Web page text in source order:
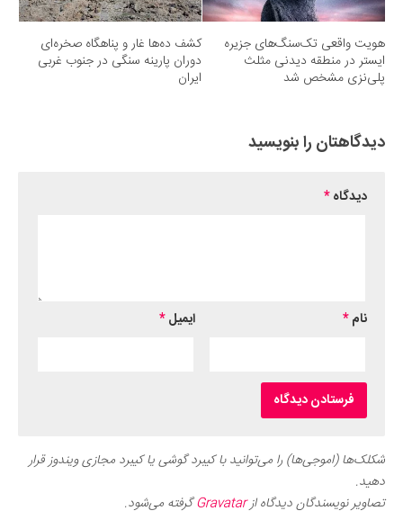
هویت واقعی تک‌سنگ‌های جزیره
ایستر در منطقه دیدنی مثلث
پلی‌نزی مشخص شد
کشف ده‌ها غار و پناهگاه صخره‌ای
دوران پارینه سنگی در جنوب غربی
ایران
دیدگاهتان را بنویسید
دیدگاه*
نام* ایمیل*
شکلک‌ها (اموجی‌ها) را می‌توانید با کیبرد گوشی یا کیبرد مجازی ویندوز قرار
دهید.
تصاویر نویسندگان دیدگاه ازGravatarگرفته می‌شود.